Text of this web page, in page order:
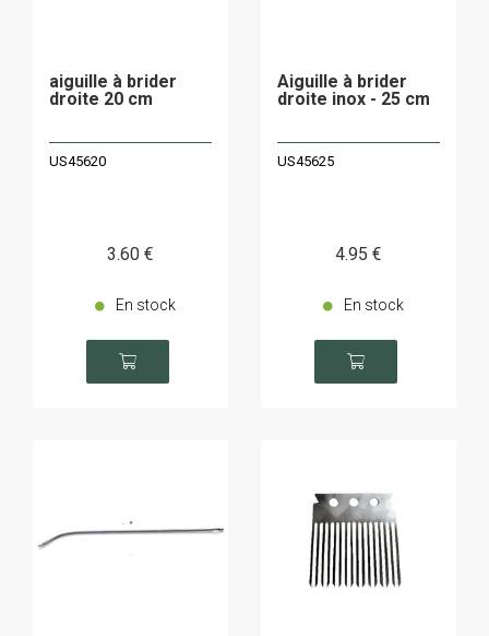
aiguille à brider
droite 20 cm
US45620
3.60 €
En stock
Aiguille à brider
droite inox - 25 cm
US45625
4.95 €
En stock